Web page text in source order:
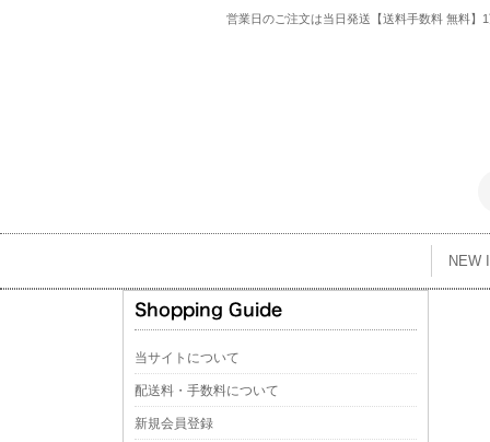
営業日のご注文は当日発送【送料手数料 無料
NEW
当サイトについて
配送料・手数料について
新規会員登録